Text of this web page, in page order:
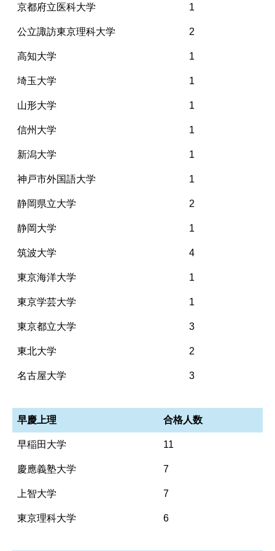
京都府立医科大学 1
公立諏訪東京理科大学 2
高知大学 1
埼玉大学 1
山形大学 1
信州大学 1
新潟大学 1
神戸市外国語大学 1
静岡県立大学 2
静岡大学 1
筑波大学 4
東京海洋大学 1
東京学芸大学 1
東京都立大学 3
東北大学 2
名古屋大学 3
早慶上理 合格人数
早稲田大学 11
慶應義塾大学 7
上智大学 7
東京理科大学 6